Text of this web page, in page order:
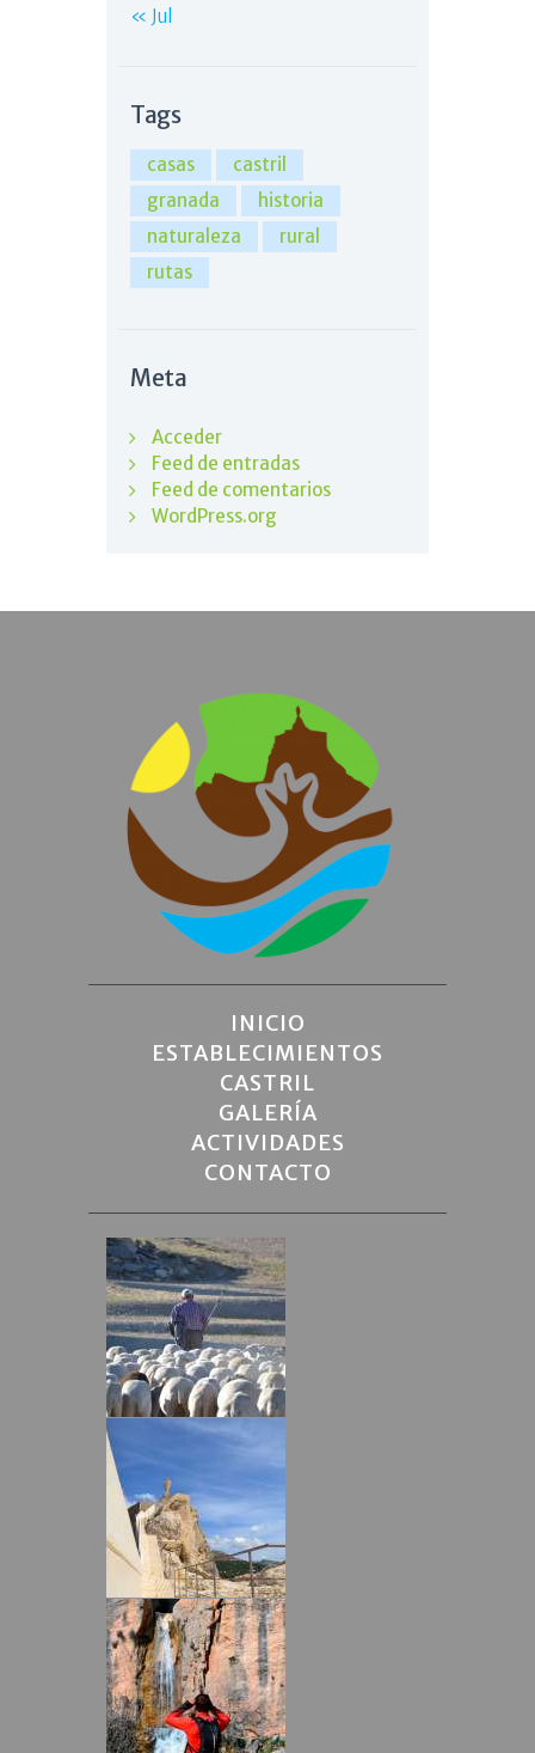
« Jul
Tags
casas
castril
granada
historia
naturaleza
rural
rutas
Meta
Acceder
Feed de entradas
Feed de comentarios
WordPress.org
INICIO
ESTABLECIMIENTOS
CASTRIL
GALERÍA
ACTIVIDADES
CONTACTO